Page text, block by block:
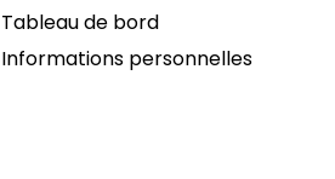
Tableau de bord
Informations personnelles